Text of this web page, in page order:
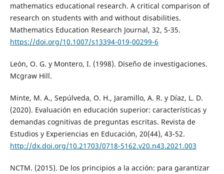
mathematics educational research. A critical comparison of
research on students with and without disabilities.
Mathematics Education Research Journal, 32, 5-35.
https://doi.org/10.1007/s13394-019-00299-6
León, O. G. y Montero, I. (1998). Diseño de investigaciones.
Mcgraw Hill.
Minte, M. A., Sepúlveda, O. H., Jaramillo, A. R. y Díaz, L. D.
(2020). Evaluación en educación superior: características y
demandas cognitivas de preguntas escritas. Revista de
Estudios y Experiencias en Educación, 20(44), 43-52.
http://dx.doi.org/10.21703/0718-5162.v20.n43.2021.003
NCTM. (2015). De los principios a la acción: para garantizar